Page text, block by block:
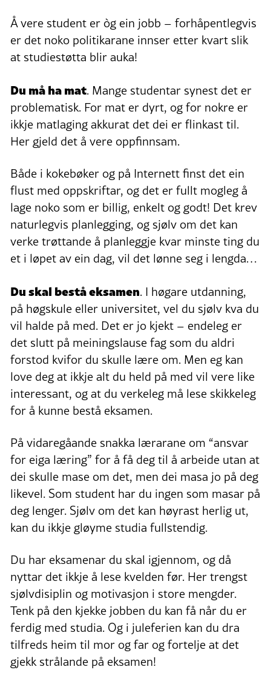
Å vere student er òg ein jobb – forhåpentlegvis
er det noko politikarane innser etter kvart slik
at studiestøtta blir auka!
Du må ha mat. Mange studentar synest det er
problematisk. For mat er dyrt, og for nokre er
ikkje matlaging akkurat det dei er flinkast til.
Her gjeld det å vere oppfinnsam.
Både i kokebøker og på Internett finst det ein
flust med oppskriftar, og det er fullt mogleg å
lage noko som er billig, enkelt og godt! Det krev
naturlegvis planlegging, og sjølv om det kan
verke trøttande å planleggje kvar minste ting du
et i løpet av ein dag, vil det lønne seg i lengda…
Du skal bestå eksamen. I høgare utdanning,
på høgskule eller universitet, vel du sjølv kva du
vil halde på med. Det er jo kjekt – endeleg er
det slutt på meiningslause fag som du aldri
forstod kvifor du skulle lære om. Men eg kan
love deg at ikkje alt du held på med vil vere like
interessant, og at du verkeleg må lese skikkeleg
for å kunne bestå eksamen.
På vidaregåande snakka lærarane om “ansvar
for eiga læring” for å få deg til å arbeide utan at
dei skulle mase om det, men dei masa jo på deg
likevel. Som student har du ingen som masar på
deg lenger. Sjølv om det kan høyrast herlig ut,
kan du ikkje gløyme studia fullstendig.
Du har eksamenar du skal igjennom, og då
nyttar det ikkje å lese kvelden før. Her trengst
sjølvdisiplin og motivasjon i store mengder.
Tenk på den kjekke jobben du kan få når du er
ferdig med studia. Og i juleferien kan du dra
tilfreds heim til mor og far og fortelje at det
gjekk strålande på eksamen!